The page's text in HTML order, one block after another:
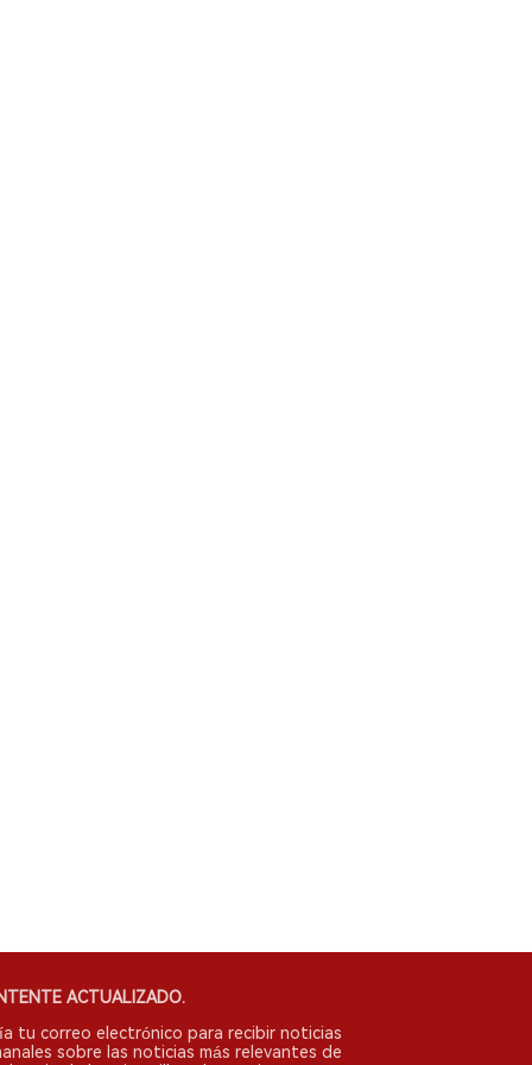
ACTUALIZADO.
tu correo electrónico para recibir noticias
sobre las noticias más relevantes de